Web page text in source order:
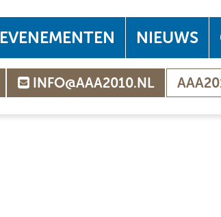
EVENEMENTEN NIEUWS
INFO@AAA2010.NL